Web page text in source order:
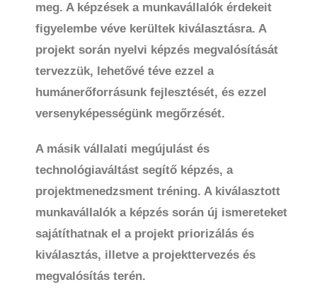
meg. A képzések a munkavállalók érdekeit
figyelembe véve kerültek kiválasztásra. A
projekt során nyelvi képzés megvalósítását
tervezzük, lehetővé téve ezzel a
humánerőforrásunk fejlesztését, és ezzel
versenyképességünk megőrzését.
A másik vállalati megújulást és
technológiaváltást segítő képzés, a
projektmenedzsment tréning. A kiválasztott
munkavállalók a képzés során új ismereteket
sajátíthatnak el a projekt priorizálás és
kiválasztás, illetve a projekttervezés és
megvalósítás terén.